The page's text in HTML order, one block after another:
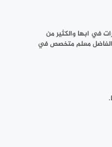
في ابها والكثير من
الفاضل معلم متخصص في